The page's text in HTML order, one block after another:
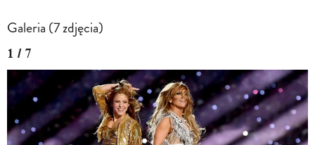
Galeria (7 zdjęcia)
1 / 7